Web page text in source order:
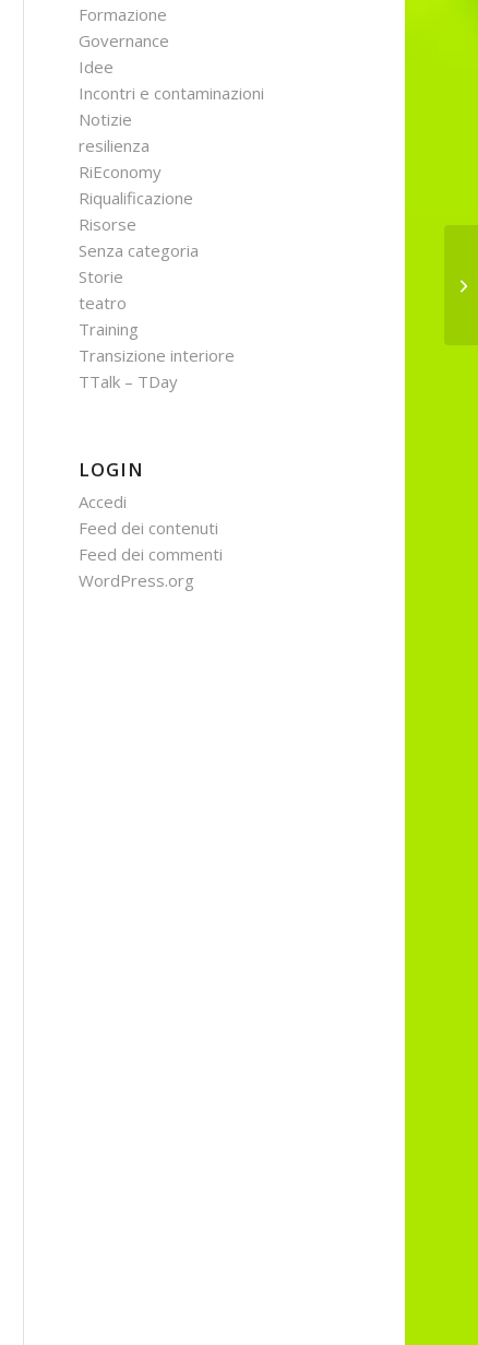
Formazione
Governance
Idee
Incontri e contaminazioni
Notizie
resilienza
RiEconomy
Riqualificazione
Risorse
Senza categoria
Storie
teatro
Training
Transizione interiore
TTalk – TDay
LOGIN
Accedi
Feed dei contenuti
Feed dei commenti
WordPress.org